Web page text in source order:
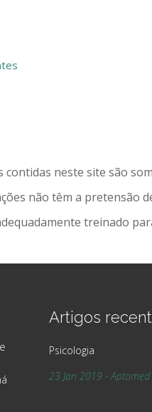
contidas neste site são
não têm a pretensão
treinado
Artigos
Psicologia
23 Jan 2019 - Aptomed